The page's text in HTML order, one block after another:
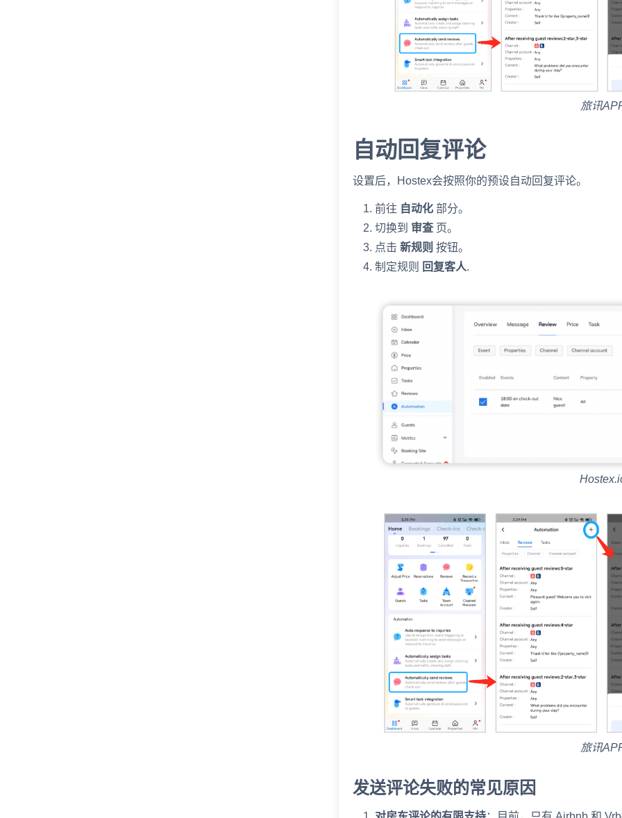
旅讯
自动回复评论
设置后，Hostex会按照你的预设自动回复评论。
前往 自动化 部分。
切换到 审查 页。
点击新规则 按钮。
制定规则
回复客人.
旅讯
发送评论失败的常见原因